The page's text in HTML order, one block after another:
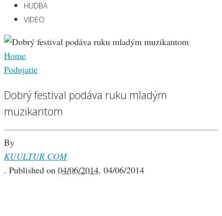
HUDBA
VIDEO
Home
Podujatie
Dobrý festival podáva ruku mladým
muzikantom
By
KUULTUR COM
. Published on 04/06/2014. 04/06/2014